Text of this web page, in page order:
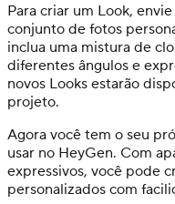
Para criar um Look,
conjunto de fotos
inclua uma mistura de
diferentes ângulos e
novos Looks estarão
projeto.
Agora você tem o seu
usar no HeyGen. Com
expressivos, você pode
personalizados com